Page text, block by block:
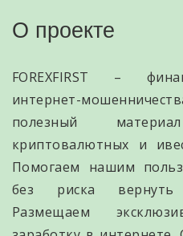
О проекте
FOREXFIRST –
интернет-
полезный
криптовалютных и
Помогаем нашим
без риска вернуть
Размещаем